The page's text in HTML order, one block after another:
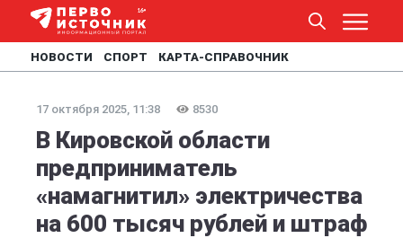
НОВОСТИ СПОРТ КАРТА-СПРАВОЧНИК
17 октября 2025, 11:38 8530
В Кировской области
предприниматель
«намагнитил» электричества
на 600 тысяч рублей и штраф